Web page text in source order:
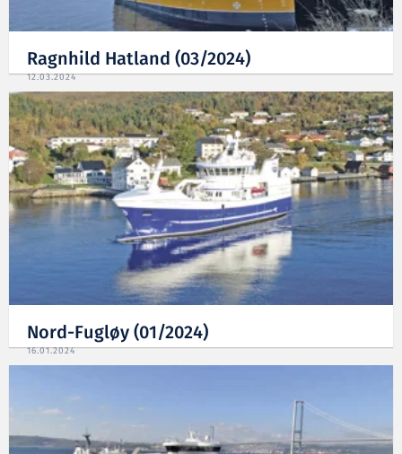
Ragnhild Hatland (03/2024)
12.03.2024
Nord-Fugløy (01/2024)
16.01.2024